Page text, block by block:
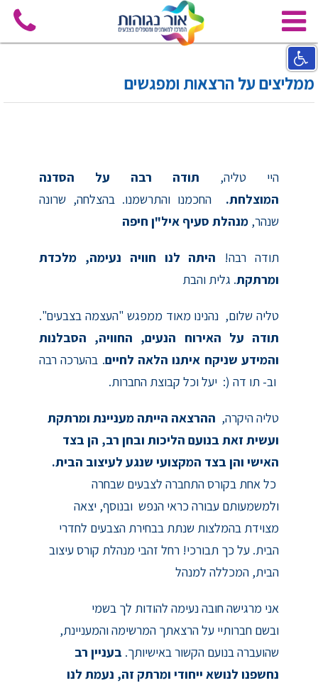
ממליצים על הרצאות ומפגשים
היי טליה, תודה רבה על הסדנה
המוצלחת.
החכמנו והתרשמנו. בהצלחה, שרונה
שנהר, מנהלת סעיף איל"ן חיפה
תודה רבה! היתה לנו חוויה נעימה, מלכדת
ומרתקת. גלית והבת
טליה שלום, נהנינו מאוד ממפגש "העצמה בצבעים".
תודה על האירוח הנעים, החוויה, הסבלנות
והמידע שניקח איתנו הלאה לחיים. בהערכה רבה
וב- תו דה (: יעל וכל קבוצת החברות.
טליה היקרה, ההרצאה הייתה מעניינת ומרתקת
ועשית זאת בנועם הליכות ובחן רב, הן בצד
האישי והן בצד המקצועי שנגע לעיצוב הבית.
כל אחת בקורס התחברה לצבעים שבחרה
ולמשמעותם עבורה כראי הנפש ובנוסף, יצאה
מצוידת בהמלצות שנתת בבחירת הצבעים לחדרי
הבית. על כך תבורכי! רחל זהבי מנהלת קורס עיצוב
הבית, המכללה למנהל
אני מרגישה חובה נעימה להודות לך בשמי
ובשם חברותיי על הרצאתך המרשימה והמעניינת,
שהועברה בנועם הקשור באישיותך. בעניין רב
נחשפנו לנושא ייחודי ומרתק זה, נעמת לנו